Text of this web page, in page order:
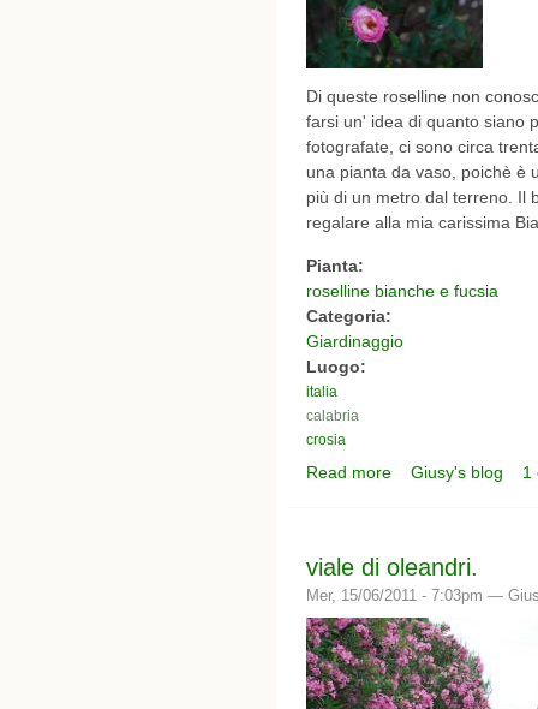
Di queste roselline non
farsi un' idea di quanto siano
fotografate, ci sono circa
una pianta da vaso, poichè è
più di un metro dal terreno. Il
regalare alla mia carissima
Pianta:
roselline bianche e fucsia
Categoria:
Giardinaggio
Luogo:
italia
calabria
crosia
Read more about roselline.
Giusy's blog 1
viale di oleandri.
Mer, 15/06/2011 - 7:03pm —